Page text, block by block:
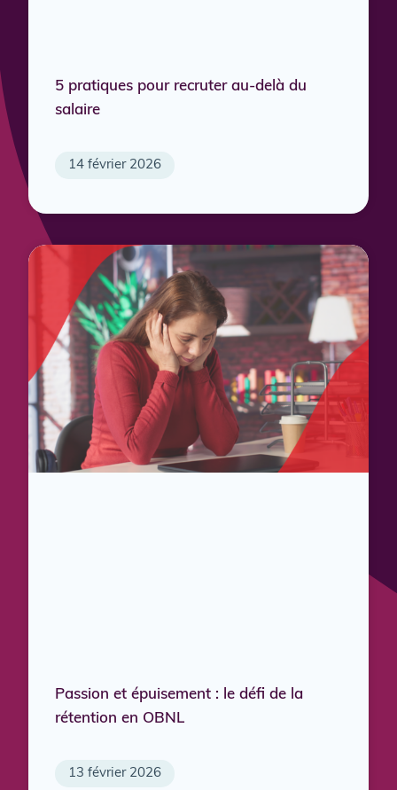
5 pratiques pour recruter au-delà du
salaire
14 février 2026
Passion et épuisement : le défi de la
rétention en OBNL
13 février 2026